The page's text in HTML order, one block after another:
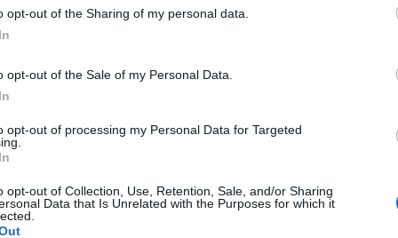
opt-out of the Sharing of my personal data.
opt-out of the Sale of my Personal Data.
opt-out of processing my Personal Data for Targeted
opt-out of Collection, Use, Retention, Sale, and/or Sharing
Data that Is Unrelated with the Purposes for which it
testa in tuffo. Al 44' tiro da fuori area di
passaggio di Gonzalez. Handanovic
che un tiro di destro da posizione
gol. Al 73' Pinzi raccoglie il passaggio
Natale, entrato nella ripresa, e supera
un tiro di destro.
americana